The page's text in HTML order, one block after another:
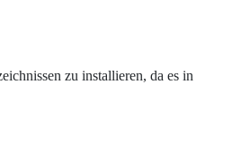
zu installieren, da es in